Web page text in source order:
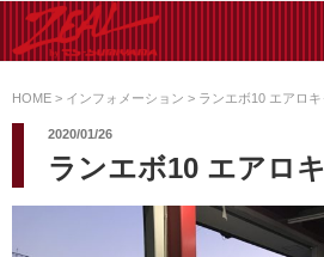
ン
ツ
ス
SUMIYAMA
た日常メンテから各種チ
ューニングまで、車に関
リーでお任せください!
HOME > インフォメーション > ランエボ10 エアロキ
2020/01/26
ランエボ10 エアロ